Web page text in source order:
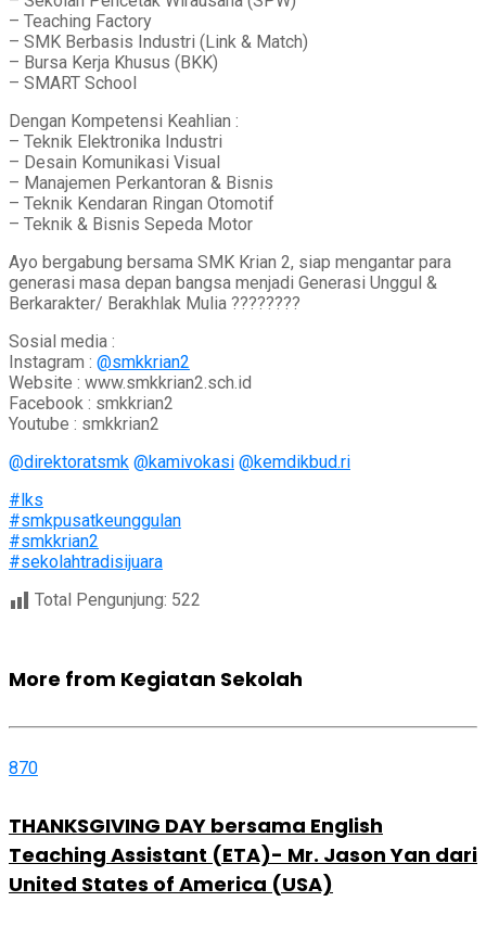
– Teaching Factory
– SMK Berbasis Industri (Link & Match)
– Bursa Kerja Khusus (BKK)
– SMART School
Dengan Kompetensi Keahlian :
– Teknik Elektronika Industri
– Desain Komunikasi Visual
– Manajemen Perkantoran & Bisnis
– Teknik Kendaran Ringan Otomotif
– Teknik & Bisnis Sepeda Motor
Ayo bergabung bersama SMK Krian 2, siap mengantar para
generasi masa depan bangsa menjadi Generasi Unggul &
Berkarakter/ Berakhlak Mulia ????????
Sosial media :
Instagram : @smkkrian2
Website : www.smkkrian2.sch.id
Facebook : smkkrian2
Youtube : smkkrian2
@direktoratsmk @kamivokasi @kemdikbud.ri
#lks
#smkpusatkeunggulan
#smkkrian2
#sekolahtradisijuara
Total Pengunjung: 522
More from Kegiatan Sekolah
870
THANKSGIVING DAY bersama English
Teaching Assistant (ETA)- Mr. Jason Yan dari
United States of America (USA)